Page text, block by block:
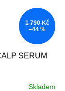
1 790 Kč
–44 %
SERUM
Skladem